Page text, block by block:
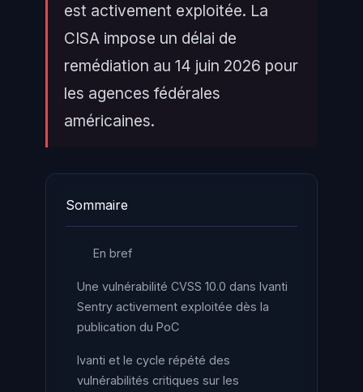
est activement exploitée. La
CISA impose un délai de
remédiation au 14 juin 2026 pour
les agences fédérales
américaines.
Sommaire
En bref
Une vulnérabilité CVSS 10.0 dans Ivanti
Sentry activement exploitée dès la
publication du PoC
Ivanti et le cycle répété des
vulnérabilités critiques sur les